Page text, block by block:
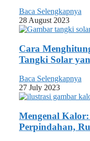
Baca Selengkapnya
28 August 2023
Cara
Tangki Solar
Baca Selengkapnya
27 July 2023
Mengenal
Perpindahan,